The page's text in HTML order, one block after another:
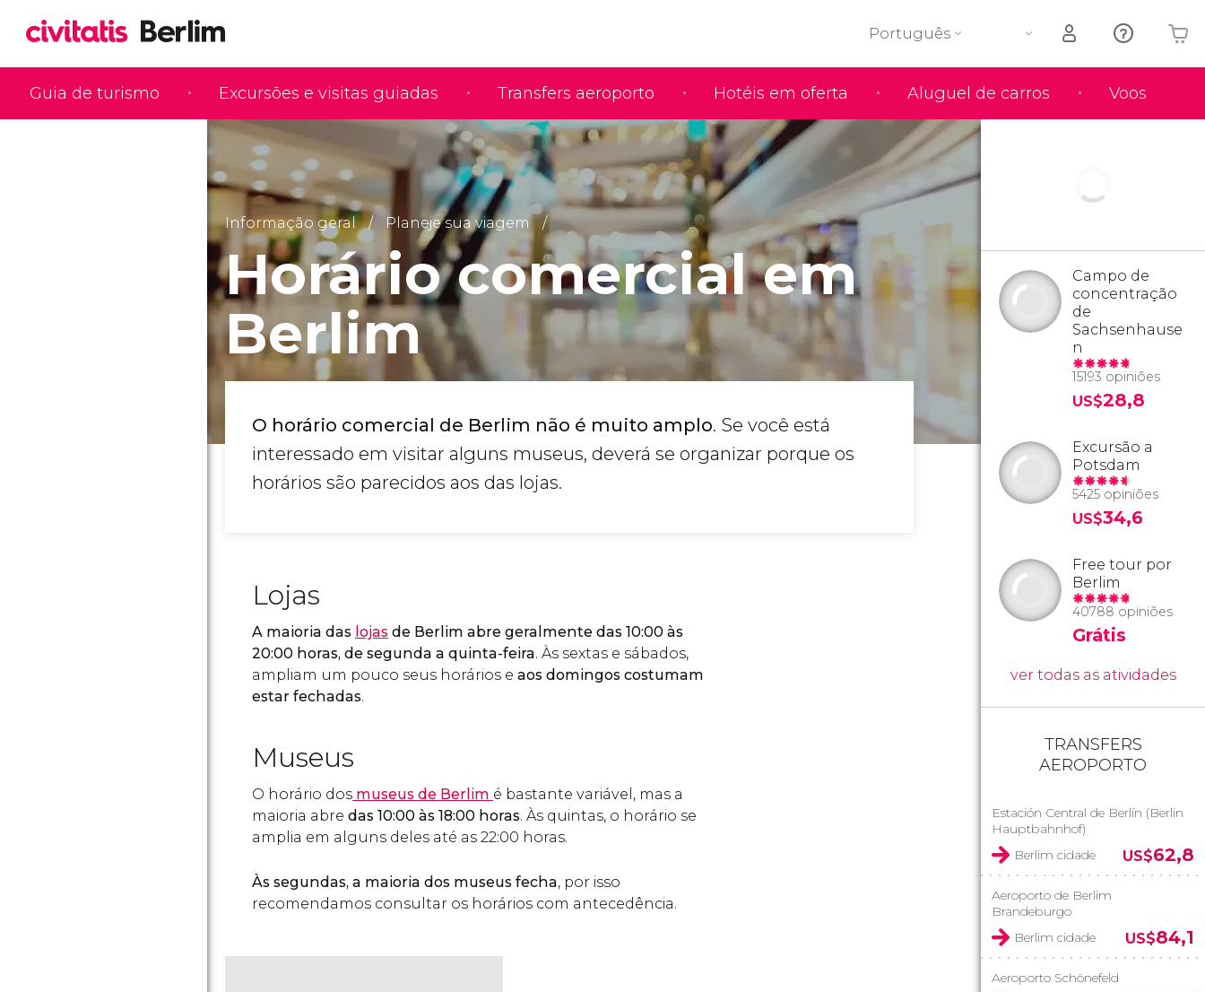
Guia de turismo Excursões e visitas guiadas Transfers aeroporto Hotéis em oferta Aluguel de carros Voos
Português
O seu carrinho está vazio
Informação geral Planeje sua viagem
Horário comercial em
Berlim
O horário comercial de Berlim não é muito amplo. Se você está
interessado em visitar alguns museus, deverá se organizar porque os
horários são parecidos aos das lojas.
Lojas
A maioria das lojas de Berlim abre geralmente das 10:00 às
20:00 horas, de segunda a quinta-feira. Às sextas e sábados,
ampliam um pouco seus horários e aos domingos costumam
estar fechadas.
Museus
O horário dos museus de Berlim é bastante variável, mas a
maioria abre das 10:00 às 18:00 horas. Às quintas, o horário se
amplia em alguns deles até as 22:00 horas.
Às segundas, a maioria dos museus fecha, por isso
recomendamos consultar os horários com antecedência.
Campo de
concentração
de
Sachsenhause
n
15193 opiniões
US$28,8
Excursão a
Potsdam
5425 opiniões
US$34,6
Free tour por
Berlim
40788 opiniões
Grátis
ver todas as atividades
TRANSFERS
AEROPORTO
Estación Central de Berlín (Berlin
Hauptbahnhof)
Berlim cidade
US$62,8
Aeroporto de Berlim
Brandeburgo
Berlim cidade
US$84,1
Aeroporto Schönefeld